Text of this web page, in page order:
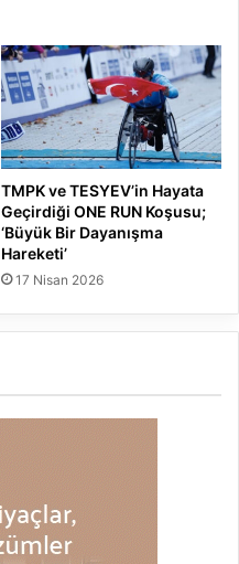
TMPK ve TESYEV’in Hayata
Geçirdiği ONE RUN Koşusu;
‘Büyük Bir Dayanışma
Hareketi’
17 Nisan 2026